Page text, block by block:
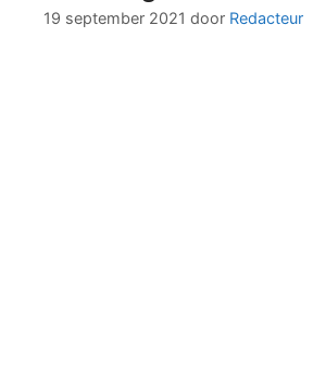
19 september 2021 door Redacteur